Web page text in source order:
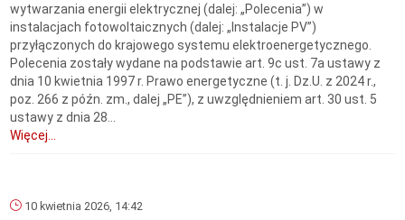
wytwarzania energii elektrycznej (dalej: „Polecenia”) w
instalacjach fotowoltaicznych (dalej: „Instalacje PV”)
przyłączonych do krajowego systemu elektroenergetycznego.
Polecenia zostały wydane na podstawie art. 9c ust. 7a ustawy z
dnia 10 kwietnia 1997 r. Prawo energetyczne (t. j. Dz.U. z 2024 r.,
poz. 266 z późn. zm., dalej „PE”), z uwzględnieniem art. 30 ust. 5
ustawy z dnia 28...
Więcej...
10 kwietnia 2026, 14:42